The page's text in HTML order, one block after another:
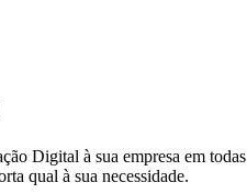
Digital à sua empresa em todas
qual à sua necessidade.